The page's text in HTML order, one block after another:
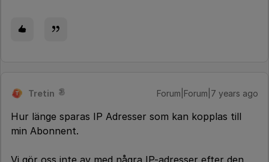
T Tretin Forum|Forum|7 years ago
Hur länge sparas IP Adresser som kan kopplas till
min Abonnent.
Vi gör oss inte av med några IP-adresser efter den